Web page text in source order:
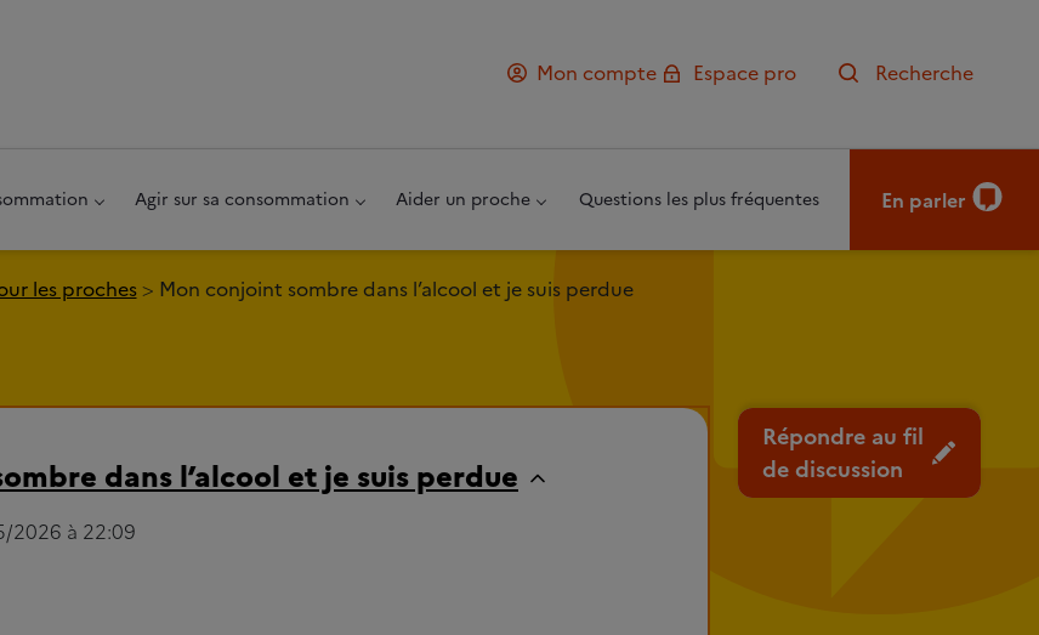
Mon compte
Espace pro Recherche
Agir sur sa consommation Aider un proche Questions les plus fréquentes En parler
les proches Mon conjoint sombre dans l’alcool et je suis perdue
Répondre au fil
de discussion
dans l’alcool et je suis perdue
2026 à 22:09